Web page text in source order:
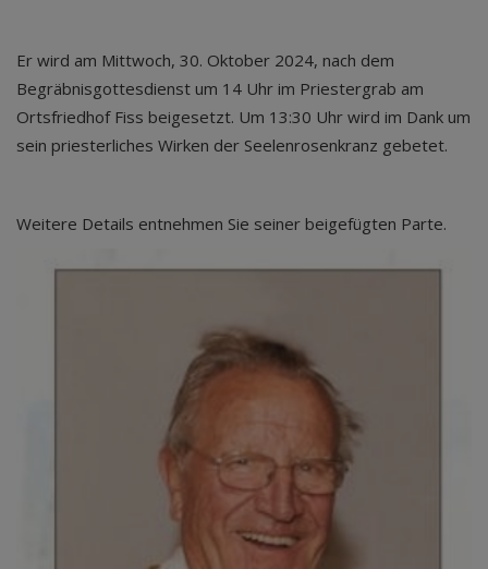
Er wird am Mittwoch, 30. Oktober 2024, nach dem
Begräbnisgottesdienst um 14 Uhr im Priestergrab am
Ortsfriedhof Fiss beigesetzt. Um 13:30 Uhr wird im Dank um
sein priesterliches Wirken der Seelenrosenkranz gebetet.
Weitere Details entnehmen Sie seiner beigefügten Parte.